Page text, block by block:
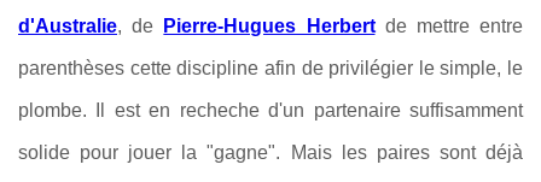
d'Australie, de Pierre-Hugues Herbert de mettre entre
parenthèses cette discipline afin de privilégier le simple, le
plombe. Il est en recheche d'un partenaire suffisamment
solide pour jouer la "gagne". Mais les paires sont déjà